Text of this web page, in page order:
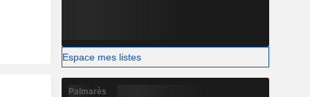
Espace mes listes
Palmarès